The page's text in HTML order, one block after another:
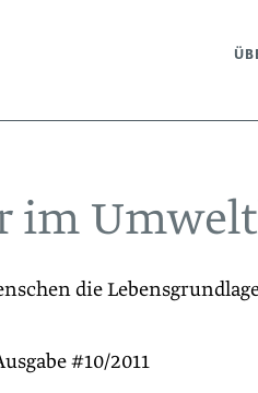
im
die
#10/2011